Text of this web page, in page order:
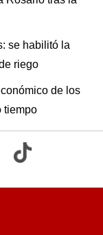
se habilitó la
riego
de los
tiempo